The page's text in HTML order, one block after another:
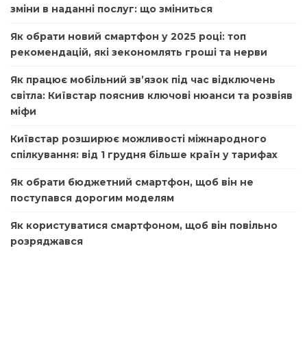
зміни в наданні послуг: що зміниться
Як обрати новий смартфон у 2025 році: топ
рекомендацій, які зекономлять гроші та нерви
Як працює мобільний зв’язок під час відключень
світла: Київстар пояснив ключові нюанси та розвіяв
міфи
Київстар розширює можливості міжнародного
спілкування: від 1 грудня більше країн у тарифах
Як обрати бюджетний смартфон, щоб він не
поступався дорогим моделям
Як користуватися смартфоном, щоб він повільно
розряджався